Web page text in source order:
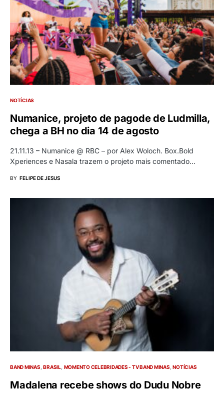
NOTÍCIAS
Numanice, projeto de pagode de Ludmilla,
chega a BH no dia 14 de agosto
21.11.13 – Numanice @ RBC – por Alex Woloch. Box.Bold
Xperiences e Nasala trazem o projeto mais comentado…
BY FELIPE DE JESUS
BAND MINAS BRASIL MOMENTO CELEBRIDADES - TV BAND MINAS NOTÍCIAS
Madalena recebe shows do Dudu Nobre